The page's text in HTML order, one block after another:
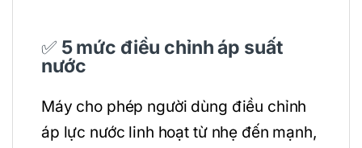
✅ 5 mức điều chỉnh áp suất
nước
Máy cho phép người dùng điều chỉnh
áp lực nước linh hoạt từ nhẹ đến mạnh,